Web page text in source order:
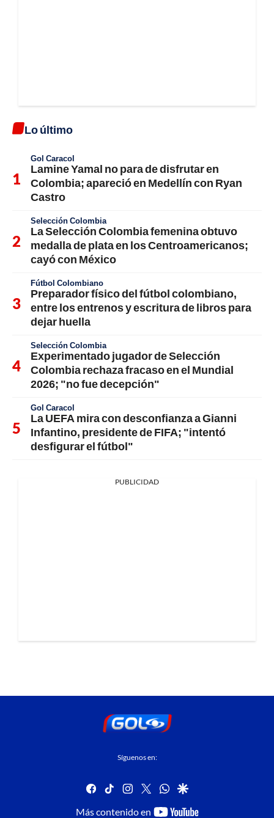
Lo último
Gol Caracol
Lamine Yamal no para de disfrutar en
Colombia; apareció en Medellín con Ryan
Castro
Selección Colombia
La Selección Colombia femenina obtuvo
medalla de plata en los Centroamericanos;
cayó con México
Fútbol Colombiano
Preparador físico del fútbol colombiano,
entre los entrenos y escritura de libros para
dejar huella
Selección Colombia
Experimentado jugador de Selección
Colombia rechaza fracaso en el Mundial
2026; "no fue decepción"
Gol Caracol
La UEFA mira con desconfianza a Gianni
Infantino, presidente de FIFA; "intentó
desfigurar el fútbol"
PUBLICIDAD
Síguenos en:
facebook
tiktok instagram
twitterwhatsapp
google
Más contenido en
youtube-